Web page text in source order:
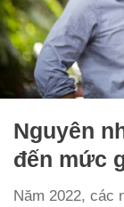
Nguyên
đến mức
Năm 2022, các